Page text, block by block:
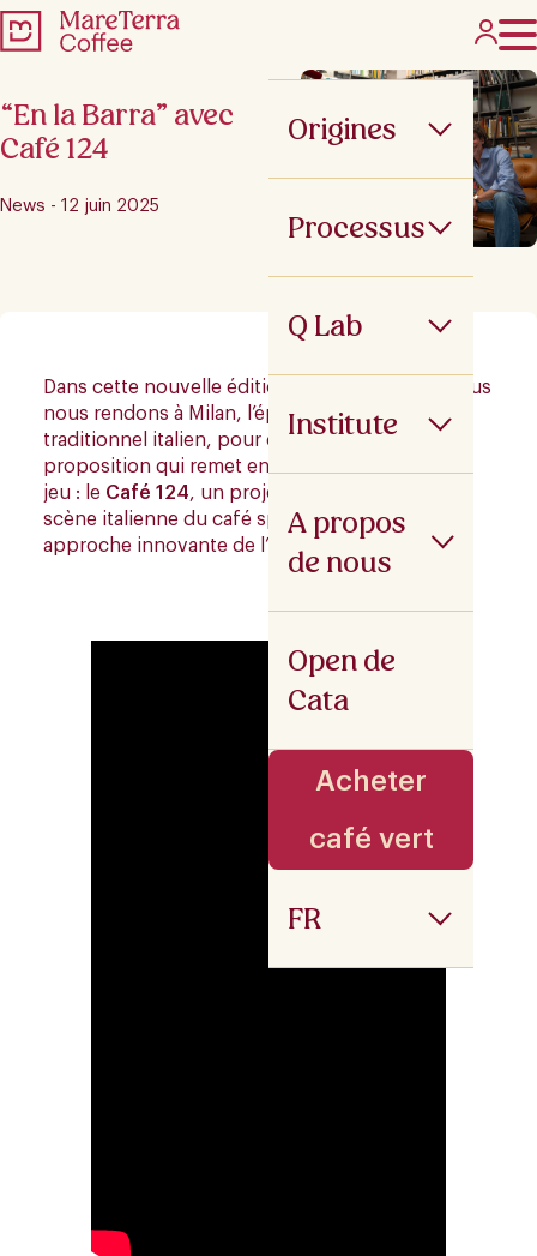
Origines
Processus
Q Lab
Institute
A propos
de nous
Open de
Cata
Acheter
café vert
FR
“En la Barra” avec
Café 124
News - 12 juin 2025
Dans cette nouvelle édition d’
, nous
nous rendons à Milan, l’épicentre du café
traditionnel italien, pour découvrir une
proposition qui remet en question les règles du
jeu : le Café 124, un projet qui révolutionne la
scène italienne du café spécialisé grâce à son
approche innovante de l’